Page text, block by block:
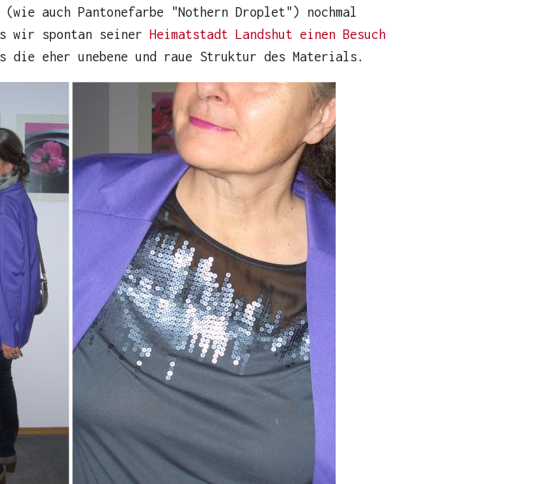
auch Pantonefarbe "Nothern Droplet") nochmal
wir spontan seiner
Heimatstadt Landshut einen Besuch
die eher unebene und raue Struktur des Materials.